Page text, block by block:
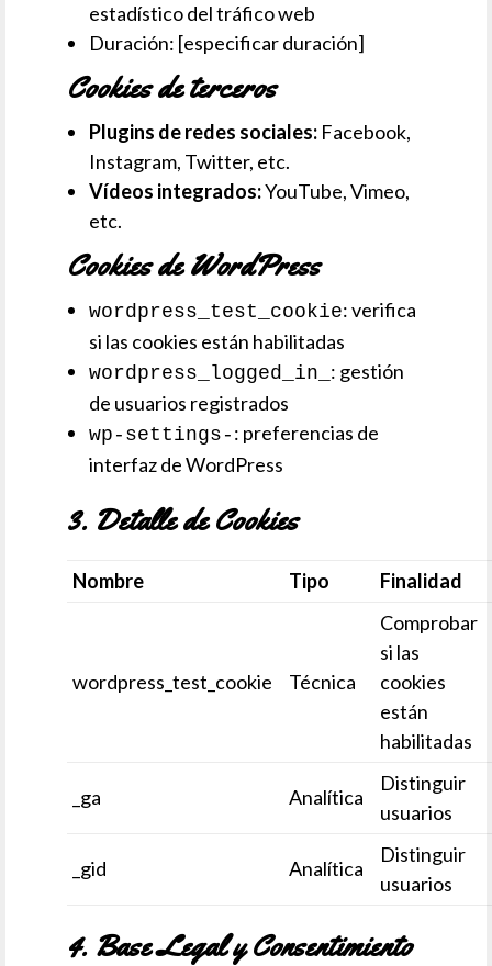
estadístico del tráfico web
Duración: [especificar duración]
Cookies de terceros
Plugins de redes sociales:Facebook,
Instagram, Twitter, etc.
Vídeos integrados:YouTube, Vimeo,
etc.
Cookies de WordPress
wordpress_test_cookie: verifica
si las cookies están habilitadas
wordpress_logged_in_ : gestión
de usuarios registrados
wp-settings- : preferencias de
interfaz de WordPress
3. Detalle de Cookies
Nombre Tipo Finalidad
wordpress_test_cookie Técnica
Comprobar
si las
cookies
están
habilitadas
_ga Analítica
Distinguir
usuarios
_gid Analítica
Distinguir
usuarios
4. Base Legal y Consentimiento